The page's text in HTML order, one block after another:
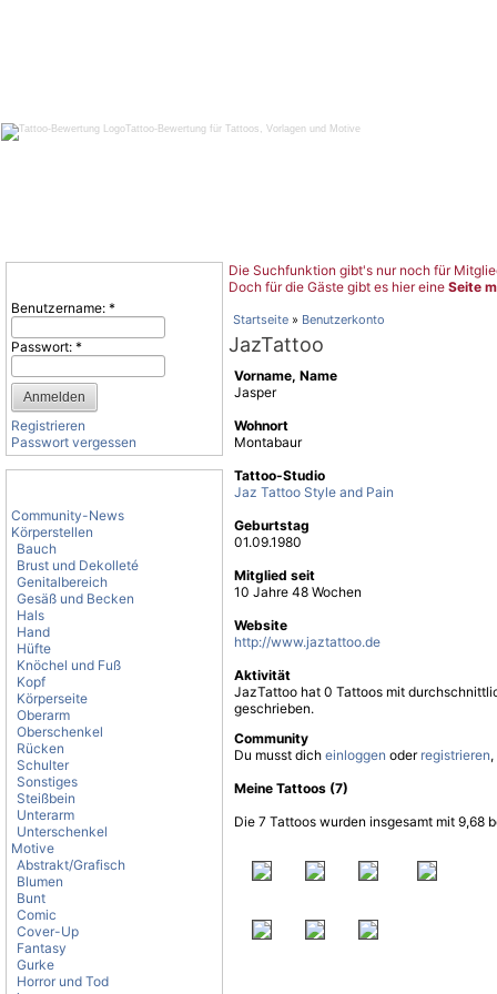
Tattoo-Bewertung für Tattoos, Vorlagen und Motive
Benutzername: *
Passwort: *
Registrieren
Passwort vergessen
Community-News
Körperstellen
Bauch
Brust und Dekolleté
Genitalbereich
Gesäß und Becken
Hals
Hand
Hüfte
Knöchel und Fuß
Kopf
Körperseite
Oberarm
Oberschenkel
Rücken
Schulter
Sonstiges
Steißbein
Unterarm
Unterschenkel
Motive
Abstrakt/Grafisch
Blumen
Bunt
Comic
Cover-Up
Fantasy
Gurke
Horror und Tod
Die Suchfunktion gibt's nur noch für
Doch für die Gäste gibt es hier eine Seite
Startseite » Benutzerkonto
JazTattoo
Vorname, Name
Jasper
Wohnort
Montabaur
Tattoo-Studio
Jaz Tattoo Style and Pain
Geburtstag
01.09.1980
Mitglied seit
10 Jahre 48 Wochen
Website
http://www.jaztattoo.de
Aktivität
JazTattoo hat 0 Tattoos mit
geschrieben.
Community
Du musst dich einloggen oder registrieren
Meine Tattoos (7)
Die 7 Tattoos wurden insgesamt mit 9,68